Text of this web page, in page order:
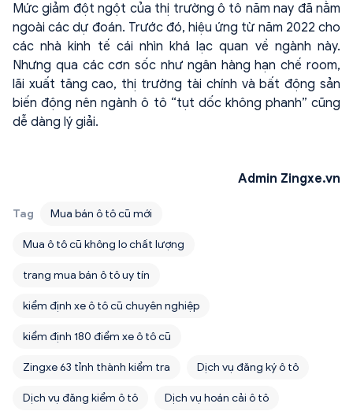
Mức giảm đột ngột của thị trường ô tô năm nay đã nằm
ngoài các dự đoán. Trước đó, hiệu ứng từ năm 2022 cho
các nhà kinh tế cái nhìn khá lạc quan về ngành này.
Nhưng qua các cơn sốc như ngân hàng hạn chế room,
lãi xuất tăng cao, thị trường tài chính và bất động sản
biến động nên ngành ô tô “tụt dốc không phanh” cũng
dễ dàng lý giải.
Admin Zingxe.vn
Tag Mua bán ô tô cũ mới
Mua ô tô cũ không lo chất lượng
trang mua bán ô tô uy tín
kiểm định xe ô tô cũ chuyên nghiệp
kiểm định 180 điểm xe ô tô cũ
Zingxe 63 tỉnh thành kiểm tra Dịch vụ đăng ký ô tô
Dịch vụ đăng kiểm ô tô Dịch vụ hoán cải ô tô